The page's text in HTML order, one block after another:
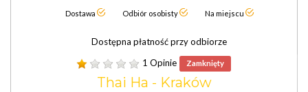
Dostawa Odbiór osobisty Na miejscu
Dostępna płatność przy odbiorze
1 Opinie
Zamknięty
Thai Ha - Kraków